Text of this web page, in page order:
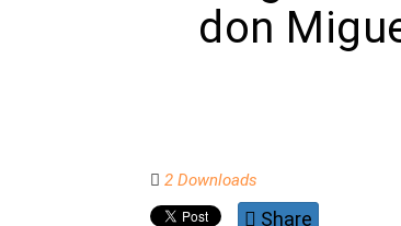
don
2 Downloads
Share